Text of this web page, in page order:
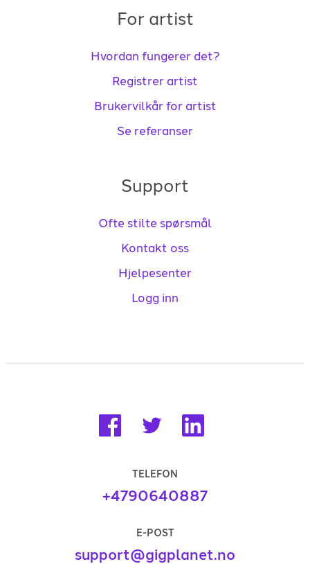
For artist
Hvordan fungerer det?
Registrer artist
Brukervilkår for artist
Se referanser
Support
Ofte stilte spørsmål
Kontakt oss
Hjelpesenter
Logg inn
TELEFON
+4790640887
E-POST
support@gigplanet.no